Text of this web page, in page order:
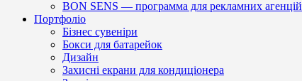
BON SENS — программа для рекламних агенцій
Портфоліо
Бізнес сувеніри
Бокси для батарейок
Дизайн
Захисні екрани для кондиціонера